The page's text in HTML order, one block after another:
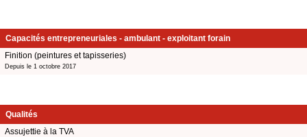
Capacités entrepreneuriales - ambulant - exploitant forain
Finition (peintures et tapisseries)
Depuis le 1 octobre 2017
Qualités
Assujettie à la TVA